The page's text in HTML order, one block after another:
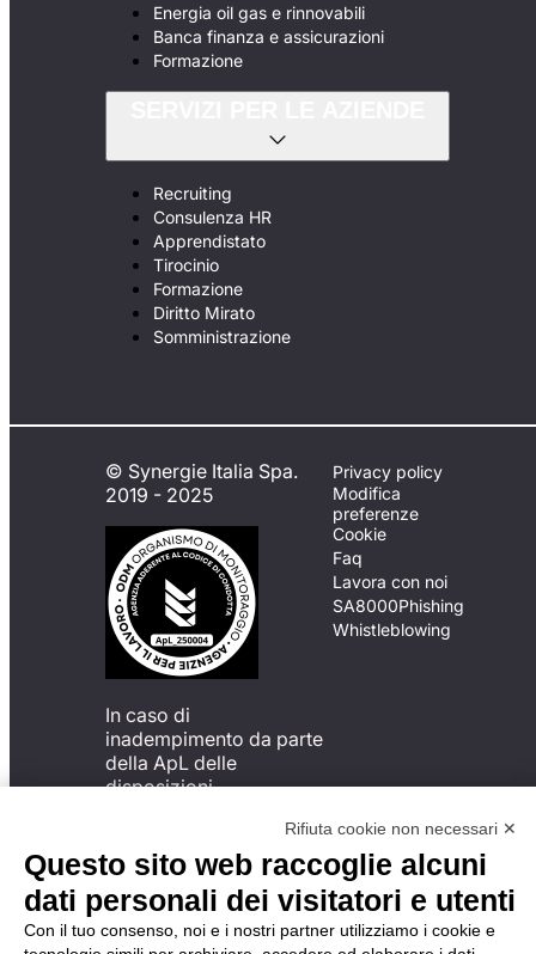
Energia oil gas e rinnovabili
Banca finanza e assicurazioni
Formazione
Recruiting
Consulenza HR
Apprendistato
Tirocinio
Formazione
Diritto Mirato
Somministrazione
© Synergie Italia Spa.
2019 - 2025
In caso di
inadempimento da parte
della ApL delle
disposizioni
possibile presentare un
reclamo
all’Organismo di
Monitoraggio utilizzando
una delle modalità
Privacy policy
Modifica
preferenze
Cookie
Faq
Lavora con noi
SA8000Phishing
Whistleblowing
Rifiuta cookie non necessari ✕
Questo sito web raccoglie alcuni
dati personali dei visitatori e utenti
Con il tuo consenso, noi e i nostri partner utilizziamo i cookie e